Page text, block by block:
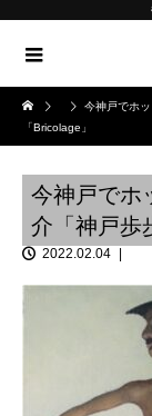
今神戸でホ
「Bricolage」
今神戸でホ
介「神戸歩
2022.02.04